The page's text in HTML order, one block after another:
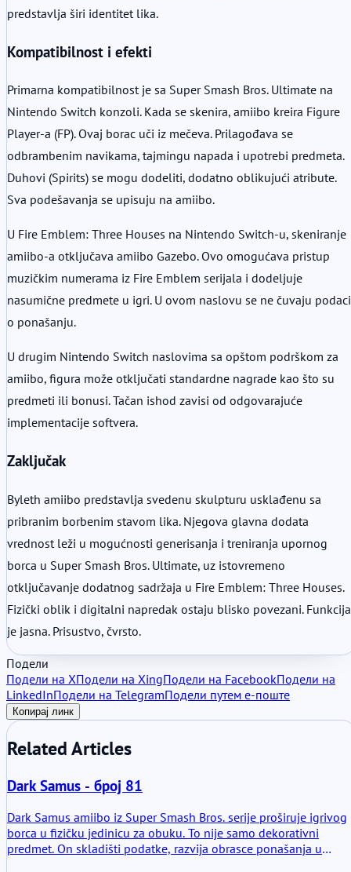
predstavlja širi identitet lika.
Kompatibilnost i efekti
Primarna kompatibilnost je sa Super Smash Bros. Ultimate na
Nintendo Switch konzoli. Kada se skenira, amiibo kreira Figure
Player-a (FP). Ovaj borac uči iz mečeva. Prilagođava se
odbrambenim navikama, tajmingu napada i upotrebi predmeta.
Duhovi (Spirits) se mogu dodeliti, dodatno oblikujući atribute.
Sva podešavanja se upisuju na amiibo.
U Fire Emblem: Three Houses na Nintendo Switch-u, skeniranje
amiibo-a otključava amiibo Gazebo. Ovo omogućava pristup
muzičkim numerama iz Fire Emblem serijala i dodeljuje
nasumične predmete u igri. U ovom naslovu se ne čuvaju podaci
o ponašanju.
U drugim Nintendo Switch naslovima sa opštom podrškom za
amiibo, figura može otključati standardne nagrade kao što su
predmeti ili bonusi. Tačan ishod zavisi od odgovarajuće
implementacije softvera.
Zaključak
Byleth amiibo predstavlja svedenu skulpturu usklađenu sa
pribranim borbenim stavom lika. Njegova glavna dodata
vrednost leži u mogućnosti generisanja i treniranja upornog
borca u Super Smash Bros. Ultimate, uz istovremeno
otključavanje dodatnog sadržaja u Fire Emblem: Three Houses.
Fizički oblik i digitalni napredak ostaju blisko povezani. Funkcija
je jasna. Prisustvo, čvrsto.
Подели
Подели на XПодели на XingПодели на FacebookПодели на
LinkedInПодели на TelegramПодели путем е-поште
Копирај линк
Related Articles
Dark Samus - број 81
Dark Samus amiibo iz Super Smash Bros. serije proširuje igrivog
borca u fizičku jedinicu za obuku. To nije samo dekorativni
predmet. On skladišti podatke, razvija obrasce ponašanja u